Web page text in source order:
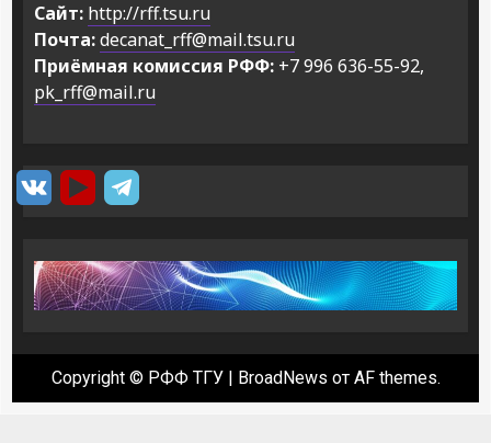
Сайт: http://rff.tsu.ru
Почта:decanat_rff@mail.tsu.ru
Приёмная комиссия РФФ: +7 996 636-55-92,
pk_rff@mail.ru
Copyright © РФФ ТГУ BroadNews от AF themes.